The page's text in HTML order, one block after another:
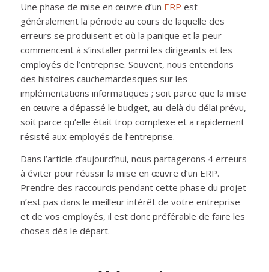
Une phase de mise en œuvre d’un ERP est
généralement la période au cours de laquelle des
erreurs se produisent et où la panique et la peur
commencent à s’installer parmi les dirigeants et les
employés de l’entreprise. Souvent, nous entendons
des histoires cauchemardesques sur les
implémentations informatiques ; soit parce que la mise
en œuvre a dépassé le budget, au-delà du délai prévu,
soit parce qu’elle était trop complexe et a rapidement
résisté aux employés de l’entreprise.
Dans l’article d’aujourd’hui, nous partagerons 4 erreurs
à éviter pour réussir la mise en œuvre d’un ERP.
Prendre des raccourcis pendant cette phase du projet
n’est pas dans le meilleur intérêt de votre entreprise
et de vos employés, il est donc préférable de faire les
choses dès le départ.